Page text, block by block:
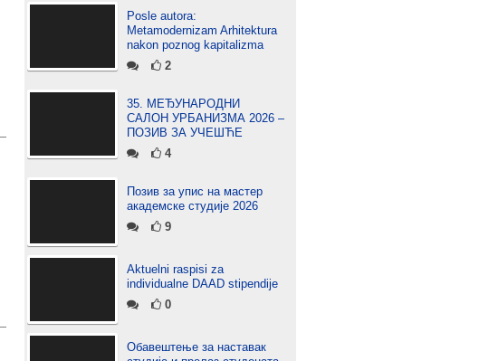
Posle autora:
Metamodernizam Arhitektura
nakon poznog kapitalizma
2
35. МЕЂУНАРОДНИ
САЛОН УРБАНИЗМА 2026 –
ПОЗИВ ЗА УЧЕШЋЕ
4
Позив за упис на мастер
академске студије 2026
9
Aktuelni raspisi za
individualne DAAD stipendije
0
Обавештење за наставак